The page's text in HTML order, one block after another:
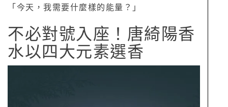
「今天，我需要什麼樣的能量？」
不必對號入座！唐綺陽香
水以四大元素選香